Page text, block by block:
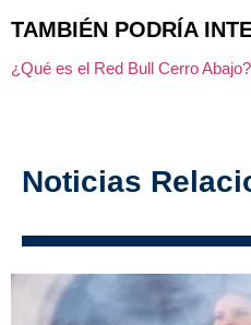
TAMBIÉN PODRÍA
¿Qué es el Red Bull Cerro Abajo?
Noticias